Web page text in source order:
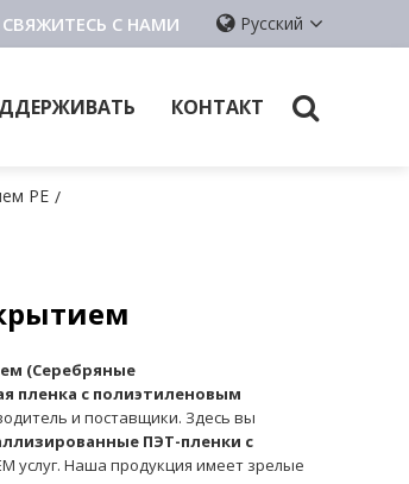
С НАМИ Русский
КОНТАКТ
PE /
(Серебряные
пленка с полиэтиленовым
и поставщики. Здесь вы
ПЭТ-пленки с
услуг. Наша продукция имеет зрелые